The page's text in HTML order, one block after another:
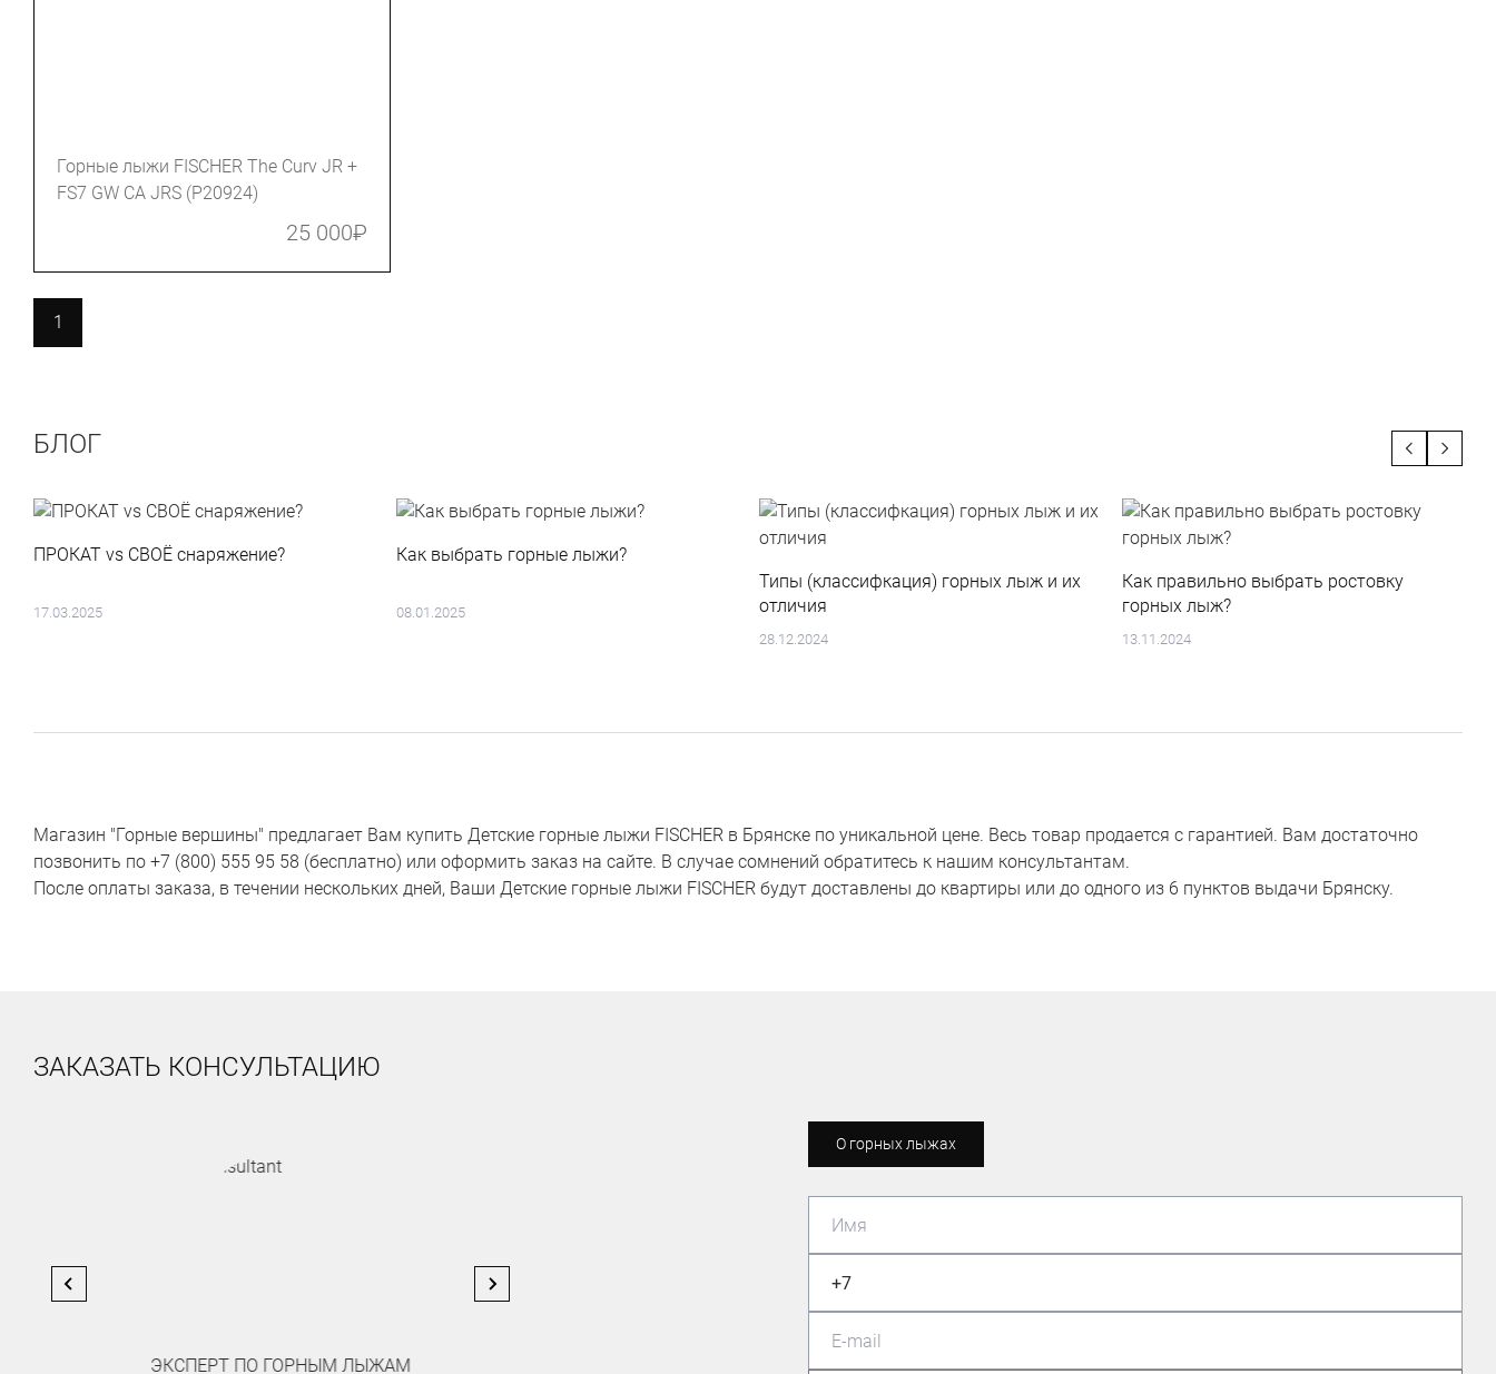
Горные лыжи FISCHER The Curv JR +
FS7 GW CA JRS (P20924)
25 000₽
1
БЛОГ
ПРОКАТ vs СВОЁ снаряжение?
17.03.2025
Как выбрать горные лыжи?
08.01.2025
Типы (классифкация) горных лыж и их
отличия
28.12.2024
Как правильно выбрать ростовку
горных лыж?
13.11.2024
Магазин "Горные вершины" предлагает Вам купить Детские горные лыжи FISCHER в Брянске по уникальной цене. Весь товар продается с гарантией. Вам достаточно
позвонить по +7 (800) 555 95 58 (бесплатно) или оформить заказ на сайте. В случае сомнений обратитесь к нашим консультантам.
После оплаты заказа, в течении нескольких дней, Ваши Детские горные лыжи FISCHER будут доставлены до квартиры или до одного из 6 пунктов выдачи Брянску.
ЗАКАЗАТЬ КОНСУЛЬТАЦИЮ
О горных лыжах
ЭКСПЕРТ ПО ГОРНЫМ ЛЫЖАМ ЛЫЖНИК-ЛЮБИТЕЛЬ ЭКСПЕРТ ПО ГОРНЫМ ЛЫЖАМ